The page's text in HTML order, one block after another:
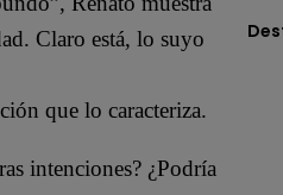
Claro está, lo suyo
que lo caracteriza.
intenciones? ¿Podría